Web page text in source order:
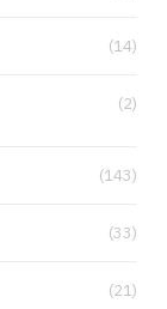
(14)
(2)
(143)
(33)
(21)